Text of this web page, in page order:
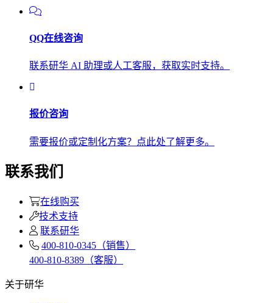
QQ在线咨询
联系研华 AI 助理或人工客服，获取实时支持。
报价咨询
需要报价或定制化方案？点此处了解更多。
联系我们
在线购买
技术支持
联系研华
400-810-0345（销售）
400-810-8389（客服）
关于研华